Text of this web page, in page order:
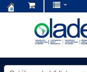
OLADE